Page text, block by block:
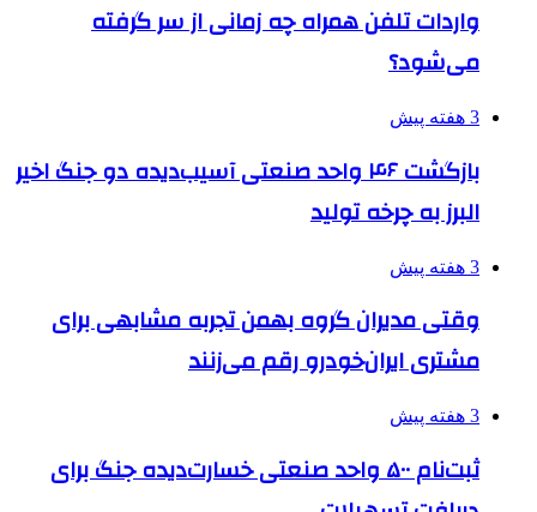
واردات تلفن همراه چه زمانی از سر گرفته
می‌شود؟
3 هفته پیش
بازگشت ۴۶ واحد صنعتی آسیب‌دیده دو جنگ اخیر
البرز به چرخه تولید
3 هفته پیش
وقتی مدیران گروه بهمن تجربه مشابهی برای
مشتری ایران‌خودرو رقم می‌زنند
3 هفته پیش
ثبت‌نام ۵۰۰ واحد صنعتی خسارت‌دیده جنگ برای